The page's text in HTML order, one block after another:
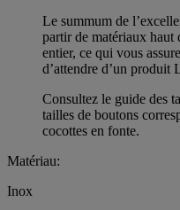
Le summum de
partir de matériaux haut
entier, ce qui vous
d’attendre d’un produit
Consultez le guide des
tailles de boutons
cocottes en fonte.
Matériau:
Inox